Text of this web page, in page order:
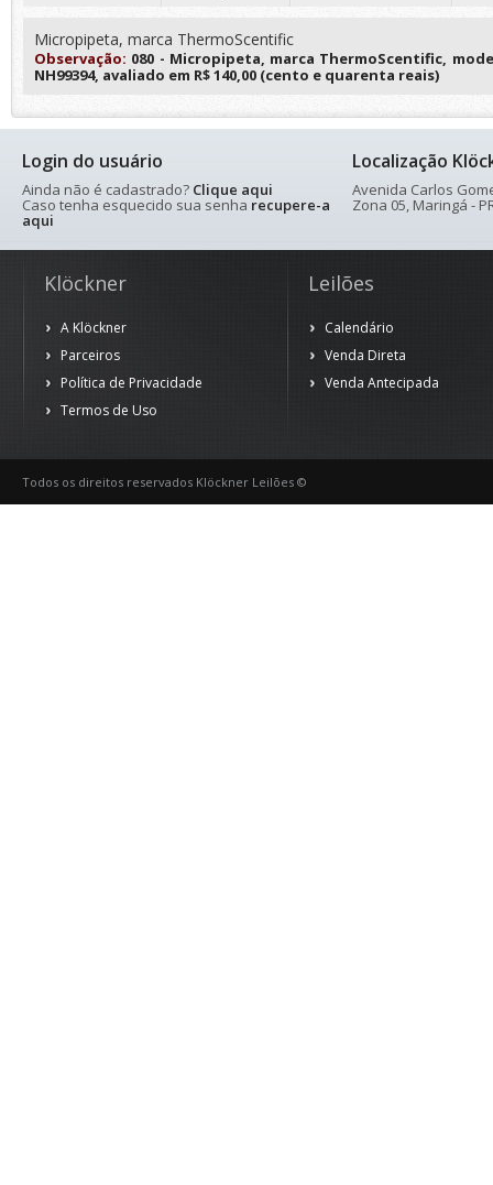
Micropipeta, marca ThermoScentific
Observação: 080 - Micropipeta, marca ThermoScentific,
NH99394, avaliado em R$ 140,00 (cento e quarenta reais)
Login do usuário
Ainda não é cadastrado? Clique aqui
Caso tenha esquecido sua senha recupere-a
aqui
Localização
Avenida Carlos
Zona 05, Maringá -
Klöckner
A Klöckner
Parceiros
Política de Privacidade
Termos de Uso
Leilões
Calendário
Venda Direta
Venda Antecipada
Todos os direitos reservados Klöckner Leilões ©